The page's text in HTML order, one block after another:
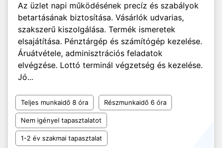
Az üzlet napi működésének precíz és szabályok
betartásának biztosítása. Vásárlók udvarias,
szakszerű kiszolgálása. Termék ismeretek
elsajátítása. Pénztárgép és számítógép kezelése.
Áruátvétele, adminisztrációs feladatok
elvégzése. Lottó terminál végzetség és kezelése.
Jó...
Teljes munkaidő 8 óra Részmunkaidő 6 óra
Nem igényel tapasztalatot
1-2 év szakmai tapasztalat